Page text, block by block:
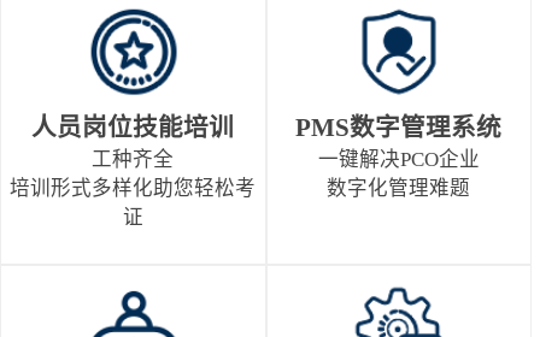
人员岗位技能培训
工种齐全
培训形式多样化助您轻松考
证
PMS数字管理系统
一键解决PCO企业
数字化管理难题